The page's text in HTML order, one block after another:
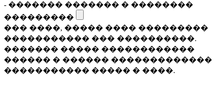
- ������� ������� � ��������
���������
��� ����, ����� ���� ���������
����������� ��� ����������.
������� ����� ������������
������ � ������ �������������
����������� ����� � ����.